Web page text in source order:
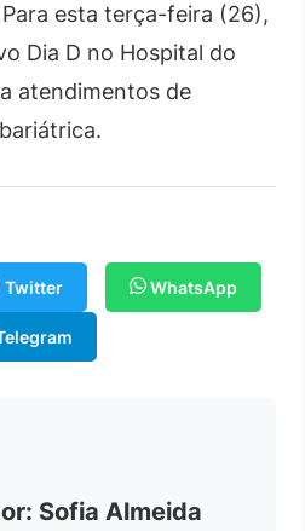
esta terça-feira (26),
Dia D no Hospital do
atendimentos de
Twitter WhatsApp
Sofia Almeida